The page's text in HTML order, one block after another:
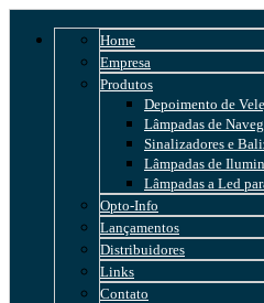
Home
Empresa
Produtos
Depoimento de
Lâmpadas de
Sinalizadores e
Lâmpadas de
Lâmpadas a Led
Opto-Info
Lançamentos
Distribuidores
Links
Contato